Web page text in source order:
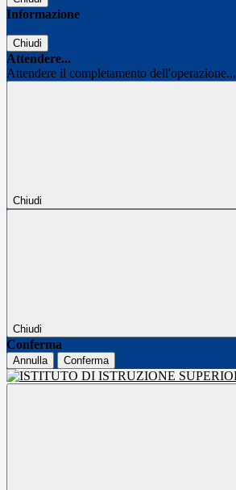
Informazione
Chiudi
Attendere...
Attendere il completamento dell'operazione...
Chiudi
Chiudi
Conferma
Annulla Conferma